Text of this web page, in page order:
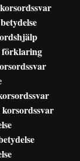
förklaring